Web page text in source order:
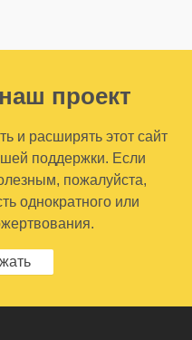
проект
и расширять этот сайт
поддержки. Если
пожалуйста,
однократного или